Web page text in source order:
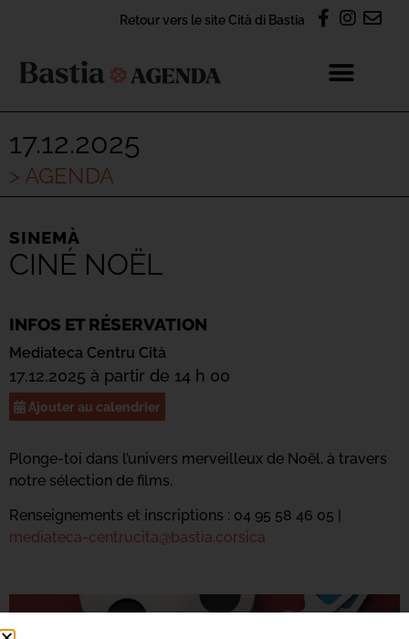
Retour vers le site Cità di Bastia
17.12.2025
> AGENDA
SINEMÀ
CINÉ NOËL
INFOS ET RÉSERVATION
Mediateca Centru Cità
17.12.2025 à partir de 14 h 00
Ajouter au calendrier
Plonge-toi dans l’univers merveilleux de Noël, à travers
notre sélection de films.
Renseignements et inscriptions : 04 95 58 46 05 |
mediateca-centrucita@bastia.corsica